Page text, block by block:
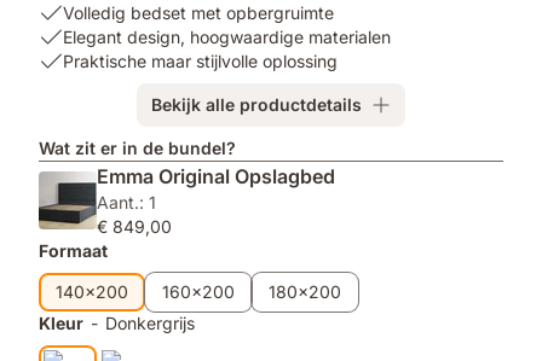
USP
1:
Volledig
Volledig bedset met opbergruimte
USP
2:
materialen
Elegant design, hoogwaardige materialen
USP
stijlvolle
oplossing
Praktische maar stijlvolle oplossing
Bekijk alle productdetails
Wat zit er in de bundel?
Emma Original Opslagbed
Aant.: 1
€ 849,00
Formaat
140x200
160x200
180x200
Kleur - Donkergrijs